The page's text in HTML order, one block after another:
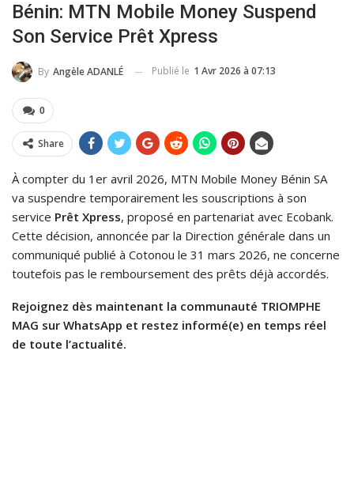
Bénin: MTN Mobile Money Suspend
Son Service Prêt Xpress
By Angèle ADANLÉ Publié le 1 Avr 2026 à 07:13
0
Share
À compter du 1er avril 2026, MTN Mobile Money Bénin SA
va suspendre temporairement les souscriptions à son
service Prêt Xpress, proposé en partenariat avec Ecobank.
Cette décision, annoncée par la Direction générale dans un
communiqué publié à Cotonou le 31 mars 2026, ne concerne
toutefois pas le remboursement des prêts déjà accordés.
Rejoignez dès maintenant la communauté TRIOMPHE
MAG sur WhatsApp et restez informé(e) en temps réel
de toute l’actualité.